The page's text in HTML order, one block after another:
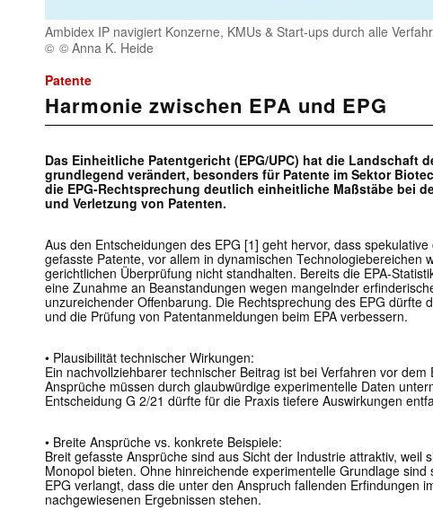
Ambidex IP navigiert Konzerne, KMUs & Start-ups durch alle
© Anna K. Heide
Patente
Harmonie zwischen EPA und EPG
Das Einheitliche Patentgericht (EPG/UPC) hat die Landschaft
grundlegend verändert, besonders für Patente im Sektor
die EPG-Rechtsprechung deutlich einheitliche Maßstäbe bei
und Verletzung von Patenten.
Aus den Entscheidungen des EPG [1] geht hervor, dass
gefasste Patente, vor allem in dynamischen Technologiebereichen
gerichtlichen Überprüfung nicht standhalten. Bereits die EPA-
eine Zunahme an Beanstandungen wegen mangelnder
unzureichender Offenbarung. Die Rechtsprechung des EPG dürfte
und die Prüfung von Patent­anmeldungen beim EPA verbessern.
• Plausibilität technischer Wirkungen:
Ein nachvollziehbarer technischer Beitrag ist bei Verfahren vor
Ansprüche müssen durch glaubwürdige experimentelle Daten
Entscheidung G 2/21 dürfte für die Praxis tiefere Auswirkungen
• Breite Ansprüche vs. konkrete Beispiele:
Breit gefasste Ansprüche sind aus Sicht der Industrie attraktiv, weil
Monopol bieten. Ohne hinreichende experimentelle Grundlage sind
EPG verlangt, dass die unter den Anspruch fallenden Erfindungen
nachgewiesenen Ergebnissen stehen.